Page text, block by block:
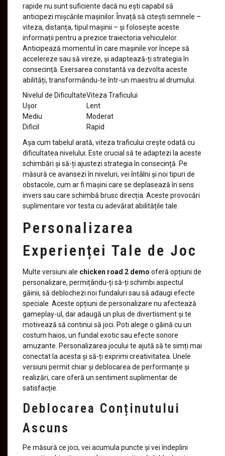
rapide nu sunt suficiente dacă nu ești capabil să
anticipezi mișcările mașinilor. Învață să citești semnele –
viteza, distanța, tipul mașinii – și folosește aceste
informații pentru a prezice traiectoria vehiculelor.
Anticipează momentul în care mașinile vor începe să
accelereze sau să vireze, și adaptează-ți strategia în
consecință. Exersarea constantă va dezvolta aceste
abilități, transformându-te într-un maestru al drumului.
Nivelul de DificultateViteza Traficului
Ușor
Lent
Mediu
Moderat
Dificil
Rapid
Așa cum tabelul arată, viteza traficului crește odată cu
dificultatea nivelului. Este crucial să te adaptezi la aceste
schimbări și să-ți ajustezi strategia în consecință. Pe
măsură ce avansezi în niveluri, vei întâlni și noi tipuri de
obstacole, cum ar fi mașini care se deplasează în sens
invers sau care schimbă brusc direcția. Aceste provocări
suplimentare vor testa cu adevărat abilitățile tale.
Personalizarea
Experienței Tale de Joc
Multe versiuni ale chicken road 2 demo oferă opțiuni de
personalizare, permițându-ți să-ți schimbi aspectul
găinii, să deblochezi noi fundaluri sau să adaugi efecte
speciale. Aceste opțiuni de personalizare nu afectează
gameplay-ul, dar adaugă un plus de divertisment și te
motivează să continui să joci. Poti alege o găină cu un
costum haios, un fundal exotic sau efecte sonore
amuzante. Personalizarea jocului te ajută să te simți mai
conectat la acesta și să-ți exprimi creativitatea. Unele
versiuni permit chiar și deblocarea de performanțe și
realizări, care oferă un sentiment suplimentar de
satisfacție.
Deblocarea Conținutului
Ascuns
Pe măsură ce joci, vei acumula puncte și vei îndeplini